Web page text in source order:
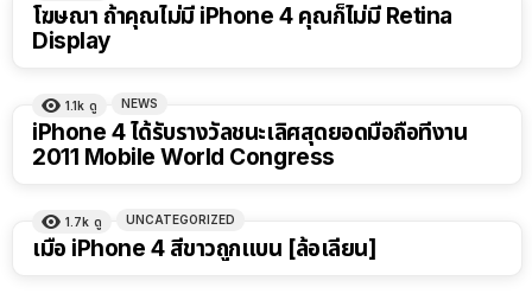
โฆษณา ถ้าคุณไม่มี iPhone 4 คุณก็ไม่มี Retina
Display
1.1k ดู NEWS
iPhone 4 ได้รับรางวัลชนะเลิศสุดยอดมือถือที่งาน
2011 Mobile World Congress
1.7k ดู UNCATEGORIZED
เมื่อ iPhone 4 สีขาวถูกแบน [ล้อเลียน]